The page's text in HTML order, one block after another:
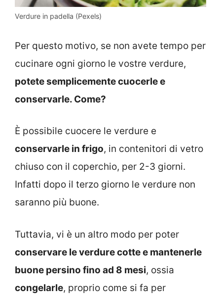
Verdure in padella (Pexels)
Per questo motivo, se non avete tempo per
cucinare ogni giorno le vostre verdure,
potete semplicemente cuocerle e
conservarle. Come?
È possibile cuocere le verdure e
conservarle in frigo, in contenitori di vetro
chiuso con il coperchio, per 2-3 giorni.
Infatti dopo il terzo giorno le verdure non
saranno più buone.
Tuttavia, vi è un altro modo per poter
conservare le verdure cotte e mantenerle
buone persino fino ad 8 mesi, ossia
congelarle, proprio come si fa per